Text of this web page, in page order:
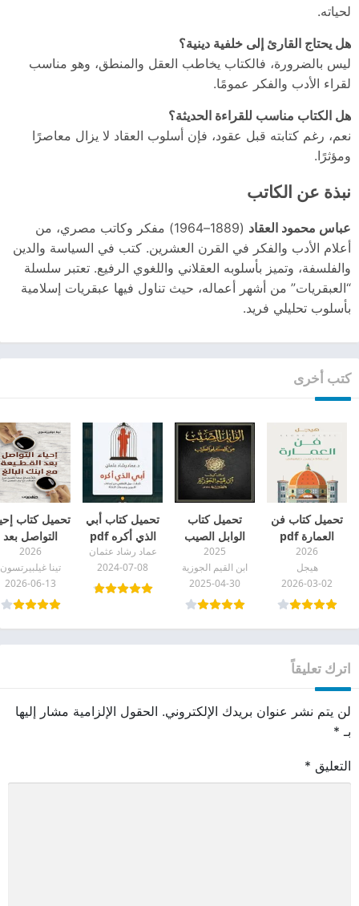
لحياته.
هل يحتاج القارئ إلى خلفية دينية؟
ليس بالضرورة، فالكتاب يخاطب العقل والمنطق، وهو مناسب
لقراء الأدب والفكر عمومًا.
هل الكتاب مناسب للقراءة الحديثة؟
نعم، رغم كتابته قبل عقود، فإن أسلوب العقاد لا يزال معاصرًا
ومؤثرًا.
نبذة عن الكاتب
عباس محمود العقاد
(1889–1964) مفكر وكاتب مصري، من
أعلام الأدب والفكر في القرن العشرين. كتب في السياسة والدين
والفلسفة، وتميز بأسلوبه العقلاني واللغوي الرفيع. تعتبر سلسلة
“العبقريات” من أشهر أعماله، حيث تناول فيها عبقريات إسلامية
بأسلوب تحليلي فريد.
كتب أخرى
تحميل كتاب فن
العمارة pdf
2026
هيجل
2026-03-02
تحميل كتاب
الوابل الصيب
ورافع الكلم
الطيب pdf
2025
ابن القيم الجوزية
2025-04-30
تحميل كتاب أبي
الذي أكره pdf
عماد رشاد عثمان
2024-07-08
تحميل كتاب
التواصل بعد
القطيعة مع
البالغ pdf
2026
تينا غيلبيرتسون
2026-06-13
اترك تعليقاً
لن يتم نشر عنوان بريدك الإلكتروني. الحقول الإلزامية مشار إليها
بـ *
التعليق *